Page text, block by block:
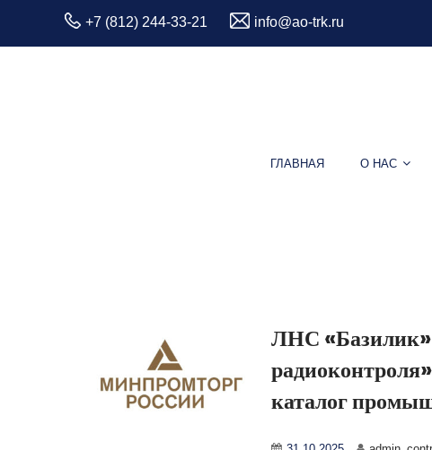
+7 (812) 244-33-21 info@ao-trk.ru
ГЛАВНАЯ О НАС
ЛНС «Базилик»
каталог